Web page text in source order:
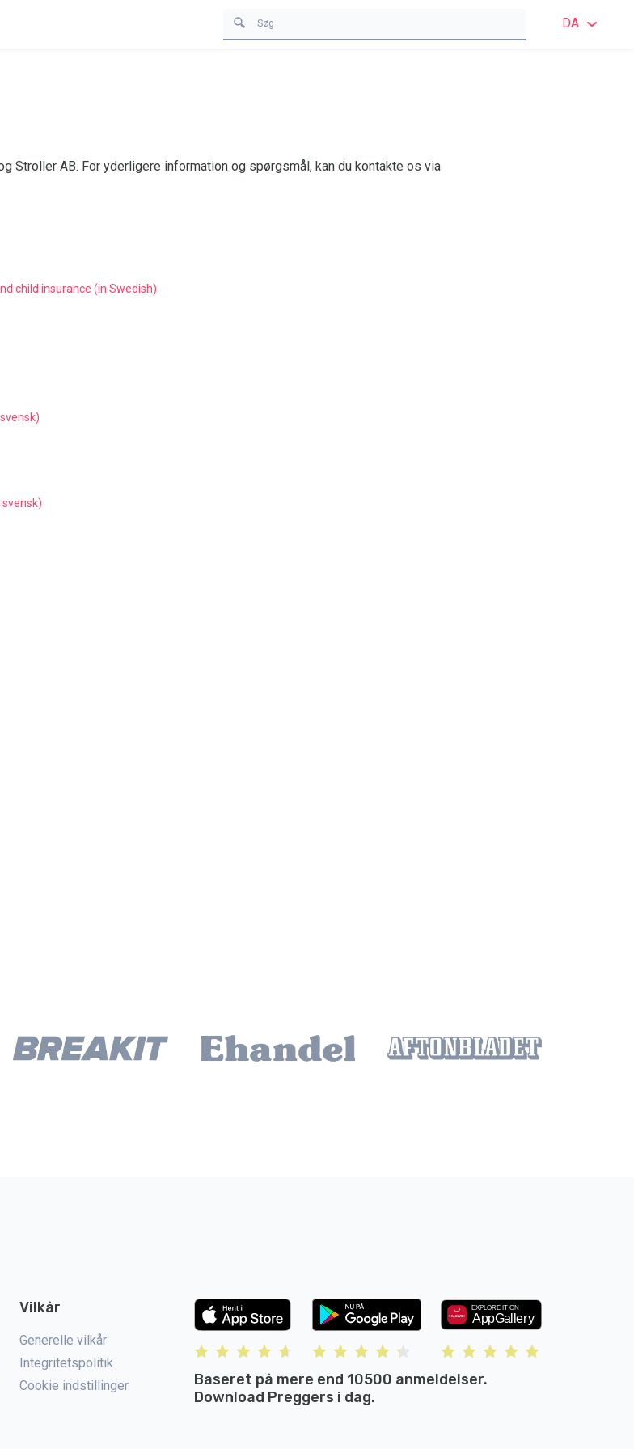
DA
Stroller AB. For yderligere information og spørgsmål, kan du kontakte os via
child insurance (in Swedish)
Vilkår
Generelle vilkår
Integritetspolitik
Cookie indstillinger
Baseret på mere end 10500 anmeldelser.
Download Preggers i dag.